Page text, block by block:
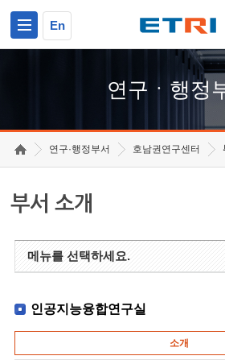
En
연구ㆍ행정
연구·행정부서 호남권연구센터
부서 소개
메뉴를 선택하세요.
인공지능융합연구실
소개